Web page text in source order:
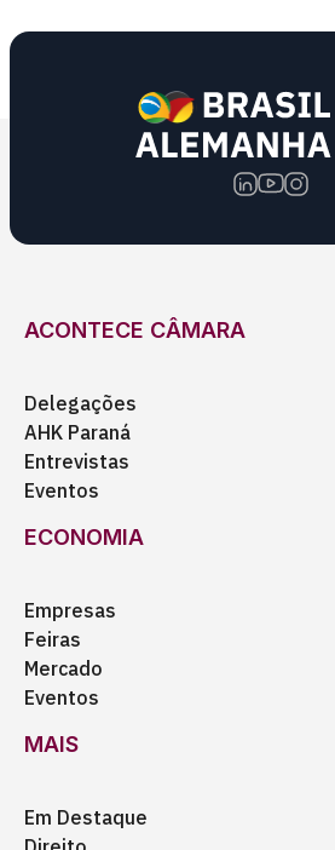
ACONTECE CÂMARA
Delegações
AHK Paraná
Entrevistas
Eventos
ECONOMIA
Empresas
Feiras
Mercado
Eventos
MAIS
Em Destaque